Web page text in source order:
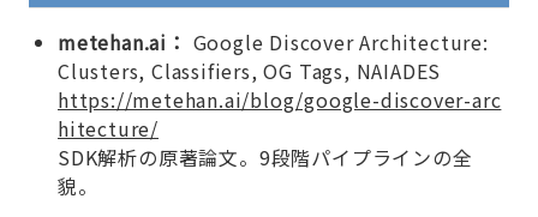
metehan.ai： Google Discover Architecture:
Clusters, Classifiers, OG Tags, NAIADES
https://metehan.ai/blog/google-discover-arc
hitecture/
SDK解析の原著論文。9段階パイプラインの全
貌。